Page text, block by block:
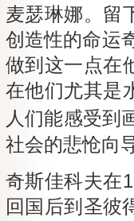
麦瑟琳娜。 留
创造性的命运
做到这一点在
在他们尤其是
人们能感受到
社会的悲怆向
奇斯佳科夫在
回国后到圣彼